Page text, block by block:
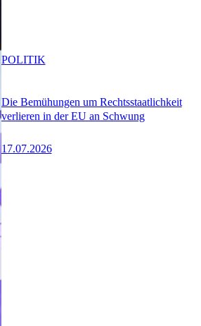
Die Bemühungen um Rechtsstaatlichkeit
verlieren in der EU an Schwung
17.07.2026
POLITIK